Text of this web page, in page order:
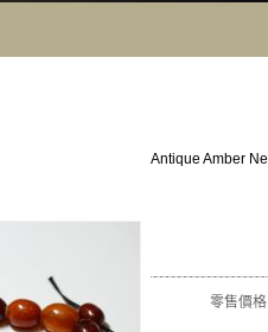
Antique Amber
零售價格